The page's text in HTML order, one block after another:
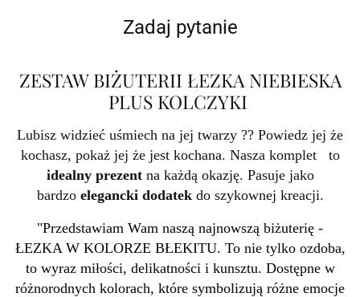
Zadaj pytanie
ZESTAW BIŻUTERII ŁEZKA NIEBIESKA
PLUS KOLCZYKI
Lubisz widzieć uśmiech na jej twarzy ?? Powiedz jej że
kochasz, pokaż jej że jest kochana. Nasza komplet to
idealny prezentna każdą okazję. Pasuje jako
bardzo elegancki dodatekdo szykownej kreacji.
"Przedstawiam Wam naszą najnowszą biżuterię -
ŁEZKA W KOLORZE BŁEKITU. To nie tylko ozdoba,
to wyraz miłości, delikatności i kunsztu. Dostępne w
różnorodnych kolorach, które symbolizują różne emocje